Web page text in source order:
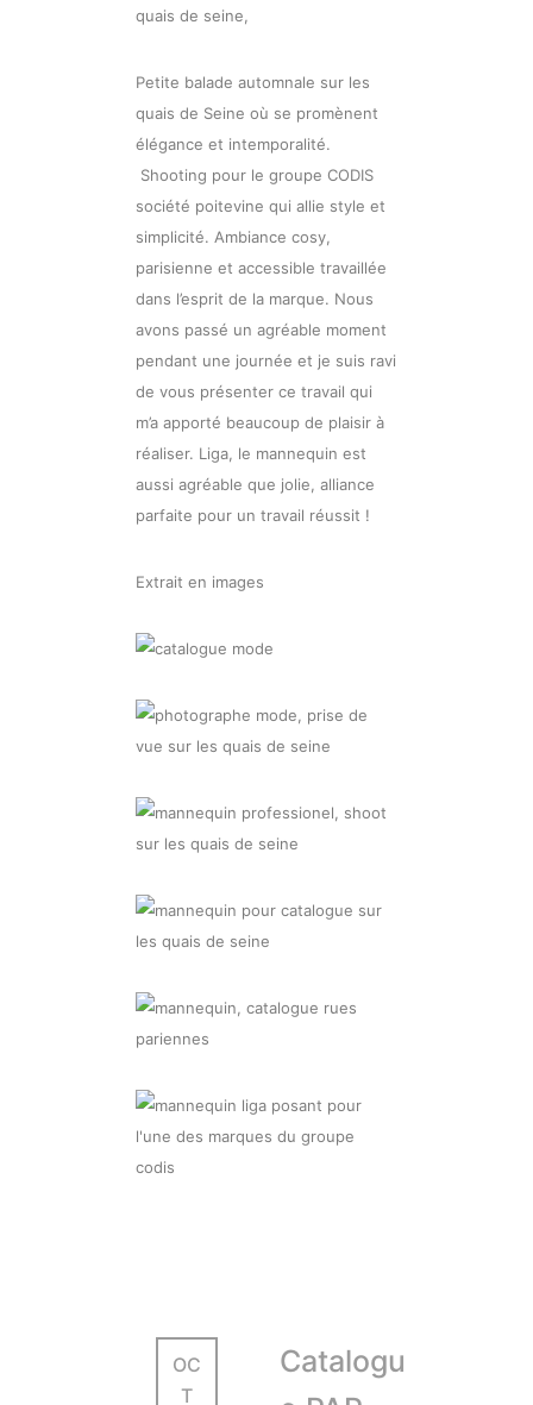
quais de seine,
Petite balade automnale sur les
quais de Seine où se promènent
élégance et intemporalité.
Shooting pour le groupe CODIS
société poitevine qui allie style et
simplicité. Ambiance cosy,
parisienne et accessible travaillée
dans l’esprit de la marque. Nous
avons passé un agréable moment
pendant une journée et je suis ravi
de vous présenter ce travail qui
m’a apporté beaucoup de plaisir à
réaliser. Liga, le mannequin est
aussi agréable que jolie, alliance
parfaite pour un travail réussit !
Extrait en images
OC
T
Catalogu